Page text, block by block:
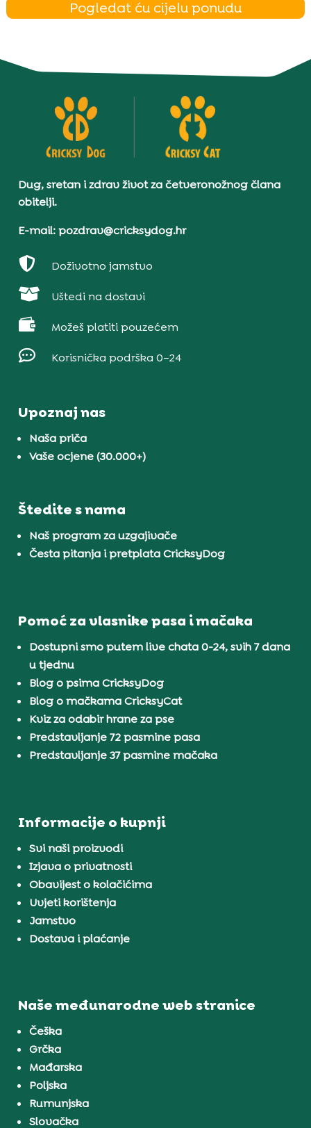
Pogledat ću cijelu ponudu
Dug, sretan i zdrav život za četveronožnog člana
obitelji.
E-mail: pozdrav@cricksydog.hr
 Doživotno jamstvo
 Uštedi na dostavi
 Možeš platiti pouzećem
 Korisnička podrška 0–24
Upoznaj nas
Naša priča
Vaše ocjene (30.000+)
Štedite s nama
Naš program za uzgajivače
Česta pitanja i pretplata CricksyDog
Pomoć za vlasnike pasa i mačaka
Dostupni smo putem live chata 0-24, svih 7 dana
u tjednu
Blog o psima CricksyDog
Blog o mačkama CricksyCat
Kviz za odabir hrane za pse
Predstavljanje 72 pasmine pasa
Predstavljanje 37 pasmine mačaka
Informacije o kupnji
Svi naši proizvodi
Izjava o privatnosti
Obavijest o kolačićima
Uvjeti korištenja
Jamstvo
Dostava i plaćanje
Naše međunarodne web stranice
Češka
Grčka
Mađarska
Poljska
Rumunjska
Slovačka